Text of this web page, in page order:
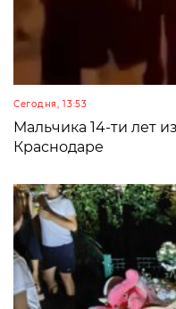
Сегодня, 13:53
Мальчика 14-ти лет
Краснодаре